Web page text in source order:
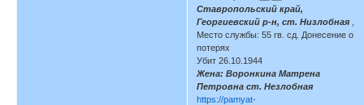
Ставропольский край,
Георгиевский р-н, ст. Низлобная,
Место службы: 55 гв. сд. Донесение о
потерях
Убит 26.10.1944
Жена: Воронкина Матрена
Петровна ст. Незлобная
https://pamyat-